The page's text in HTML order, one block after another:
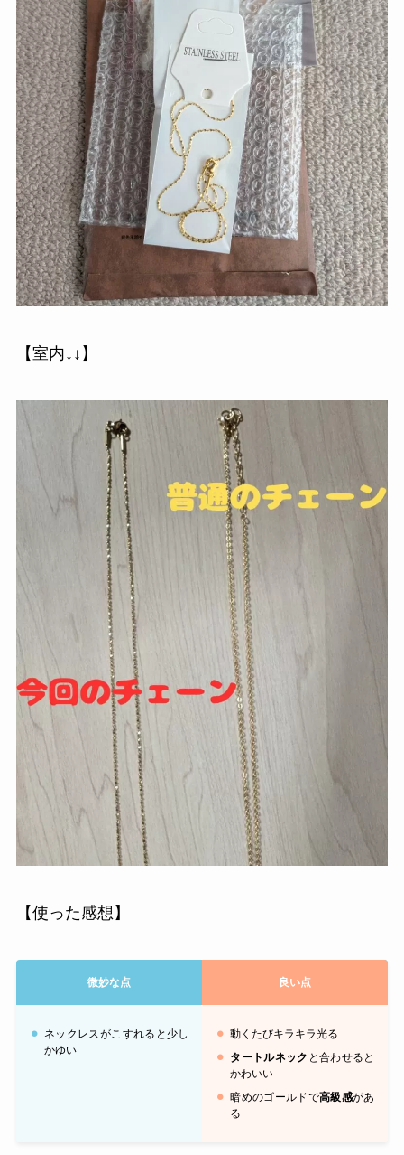
【室内↓↓】
【使った感想】
微妙な点 良い点
ネックレスがこすれると少し
かゆい
動くたびキラキラ光る
タートルネック と合わせると
かわいい
暗めのゴールドで高級感があ
る